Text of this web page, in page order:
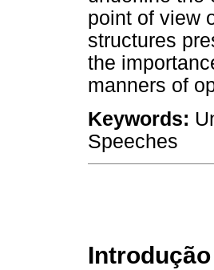
point of view
structures
the
manners of
Keywords:
Speeches
Introdução